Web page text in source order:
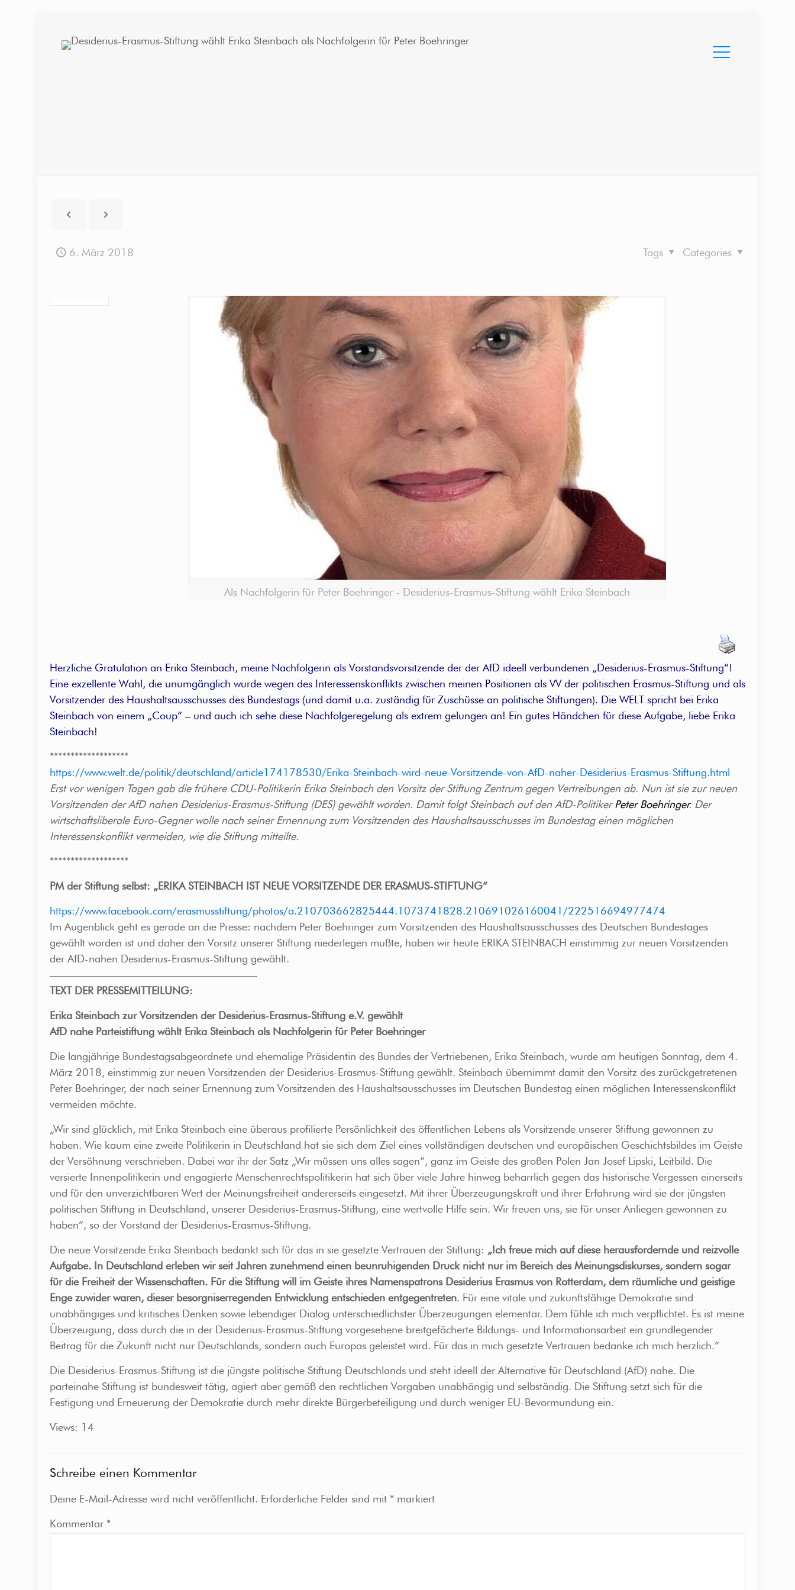
6. März 2018 Categories
Tags
Als Nachfolgerin für Peter Boehringer - Desiderius-Erasmus-Stiftung wählt Erika Steinbach
Herzliche Gratulation an Erika Steinbach, meine Nachfolgerin als Vorstandsvorsitzende der der AfD ideell verbundenen „Desiderius-Erasmus-Stiftung“!
Eine exzellente Wahl, die unumgänglich wurde wegen des Interessenskonflikts zwischen meinen Positionen als VV der politischen Erasmus-Stiftung und als
Vorsitzender des Haushaltsausschusses des Bundestags (und damit u.a. zuständig für Zuschüsse an politische Stiftungen). Die WELT spricht bei Erika
Steinbach von einem „Coup“ – und auch ich sehe diese Nachfolgeregelung als extrem gelungen an! Ein gutes Händchen für diese Aufgabe, liebe Erika
Steinbach!
*******************
https://www.welt.de/politik/deutschland/article174178530/Erika-Steinbach-wird-neue-Vorsitzende-von-AfD-naher-Desiderius-Erasmus-Stiftung.html
Erst vor wenigen Tagen gab die frühere CDU-Politikerin Erika Steinbach den Vorsitz der Stiftung Zentrum gegen Vertreibungen ab. Nun ist sie zur neuen
Vorsitzenden der AfD nahen Desiderius-Erasmus-Stiftung (DES) gewählt worden. Damit folgt Steinbach auf den AfD-Politiker Peter Boehringer. Der
wirtschaftsliberale Euro-Gegner wolle nach seiner Ernennung zum Vorsitzenden des Haushaltsausschusses im Bundestag einen möglichen
Interessenskonflikt vermeiden, wie die Stiftung mitteilte.
*******************
PM der Stiftung selbst: „ERIKA STEINBACH IST NEUE VORSITZENDE DER ERASMUS-STIFTUNG“
https://www.facebook.com/erasmusstiftung/photos/a.210703662825444.1073741828.210691026160041/222516694977474
Im Augenblick geht es gerade an die Presse: nachdem Peter Boehringer zum Vorsitzenden des Haushaltsausschusses des Deutschen Bundestages
gewählt worden ist und daher den Vorsitz unserer Stiftung niederlegen mußte, haben wir heute ERIKA STEINBACH einstimmig zur neuen Vorsitzenden
der AfD-nahen Desiderius-Erasmus-Stiftung gewählt.
———————————————————–
TEXT DER PRESSEMITTEILUNG:
Erika Steinbach zur Vorsitzenden der Desiderius-Erasmus-Stiftung e.V. gewählt
AfD nahe Parteistiftung wählt Erika Steinbach als Nachfolgerin für Peter Boehringer
Die langjährige Bundestagsabgeordnete und ehemalige Präsidentin des Bundes der Vertriebenen, Erika Steinbach, wurde am heutigen Sonntag, dem 4.
März 2018, einstimmig zur neuen Vorsitzenden der Desiderius-Erasmus-Stiftung gewählt. Steinbach übernimmt damit den Vorsitz des zurückgetretenen
Peter Boehringer, der nach seiner Ernennung zum Vorsitzenden des Haushaltsausschusses im Deutschen Bundestag einen möglichen Interessenskonflikt
vermeiden möchte.
„Wir sind glücklich, mit Erika Steinbach eine überaus profilierte Persönlichkeit des öffentlichen Lebens als Vorsitzende unserer Stiftung gewonnen zu
haben. Wie kaum eine zweite Politikerin in Deutschland hat sie sich dem Ziel eines vollständigen deutschen und europäischen Geschichtsbildes im Geiste
der Versöhnung verschrieben. Dabei war ihr der Satz „Wir müssen uns alles sagen“, ganz im Geiste des großen Polen Jan Josef Lipski, Leitbild. Die
versierte Innenpolitikerin und engagierte Menschenrechtspolitikerin hat sich über viele Jahre hinweg beharrlich gegen das historische Vergessen einerseits
und für den unverzichtbaren Wert der Meinungsfreiheit andererseits eingesetzt. Mit ihrer Überzeugungskraft und ihrer Erfahrung wird sie der jüngsten
politischen Stiftung in Deutschland, unserer Desiderius-Erasmus-Stiftung, eine wertvolle Hilfe sein. Wir freuen uns, sie für unser Anliegen gewonnen zu
haben“, so der Vorstand der Desiderius-Erasmus-Stiftung.
Die neue Vorsitzende Erika Steinbach bedankt sich für das in sie gesetzte Vertrauen der Stiftung: „Ich freue mich auf diese herausfordernde und reizvolle
Aufgabe. In Deutschland erleben wir seit Jahren zunehmend einen beunruhigenden Druck nicht nur im Bereich des Meinungsdiskurses, sondern sogar
für die Freiheit der Wissenschaften. Für die Stiftung will im Geiste ihres Namenspatrons Desiderius Erasmus von Rotterdam, dem räumliche und geistige
Enge zuwider waren, dieser besorgniserregenden Entwicklung entschieden entgegentreten. Für eine vitale und zukunftsfähige Demokratie sind
unabhängiges und kritisches Denken sowie lebendiger Dialog unterschiedlichster Überzeugungen elementar. Dem fühle ich mich verpflichtet. Es ist meine
Überzeugung, dass durch die in der Desiderius-Erasmus-Stiftung vorgesehene breitgefächerte Bildungs- und Informationsarbeit ein grundlegender
Beitrag für die Zukunft nicht nur Deutschlands, sondern auch Europas geleistet wird. Für das in mich gesetzte Vertrauen bedanke ich mich herzlich.“
Die Desiderius-Erasmus-Stiftung ist die jüngste politische Stiftung Deutschlands und steht ideell der Alternative für Deutschland (AfD) nahe. Die
parteinahe Stiftung ist bundesweit tätig, agiert aber gemäß den rechtlichen Vorgaben unabhängig und selbständig. Die Stiftung setzt sich für die
Festigung und Erneuerung der Demokratie durch mehr direkte Bürgerbeteiligung und durch weniger EU-Bevormundung ein.
Views: 14
Schreibe einen Kommentar
Deine E-Mail-Adresse wird nicht veröffentlicht. Erforderliche Felder sind mit * markiert
Kommentar *